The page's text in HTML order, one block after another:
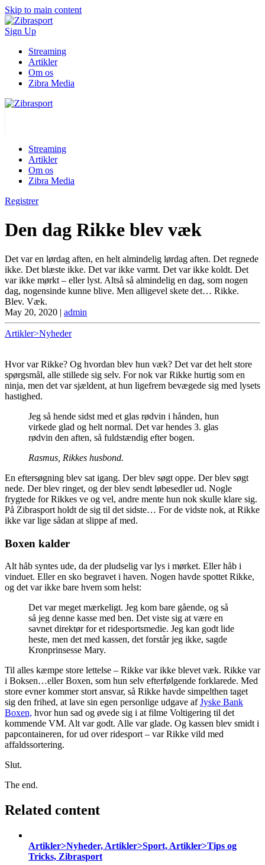
Skip to main content
Sign Up
Streaming
Artikler
Om os
Zibra Media
Streaming
Artikler
Om os
Zibra Media
Registrer
Den dag Rikke blev væk
Det var en lørdag aften, en helt almindelig lørdag aften. Det regnede
ikke. Det blæste ikke. Det var ikke varmt. Det var ikke koldt. Det
var ikke mørkt – eller lyst. Altså så almindelig en dag, som nogen
dag, nogensinde kunne blive. Men alligevel skete det… Rikke.
Blev. Væk.
May 20, 2020 | admin
Artikler>Nyheder
Hvor var Rikke? Og hvordan blev hun væk? Det var det helt store
spørgsmål, alle stillede sig selv. For nok var Rikke hurtig som en
ninja, men det var sjældent, at hun ligefrem bevægede sig med lysets
hastighed.
Jeg så hende sidst med et glas rødvin i hånden, hun
virkede glad og helt normal. Det var hendes 3. glas
rødvin den aften, så fuldstændig efter bogen.
Rasmus, Rikkes husbond.
En eftersøgning blev sat igang. Der blev søgt oppe. Der blev søgt
nede. Der blev ringet, og der blev sendt løbesedler ud. Nogle
frygtede for Rikkes ve og vel, andre mente hun nok skulle klare sig.
På Zibrasport holdt de sig til det sidste… For de vidste nok, at Rikke
ikke var lige sådan at slippe af med.
Boxen kalder
Alt håb syntes ude, da der pludselig var lys i mørket. Eller håb i
vinduet. Eller en sko begravet i haven. Nogen havde spottet Rikke,
og det var ikke bare hvem som helst:
Det var meget mærkeligt. Jeg kom bare gående, og så
så jeg denne kasse med ben. Det viste sig at være en
savnet direktør for et ridesportsmedie. Jeg kan godt lide
heste, men det med kassen, det forstår jeg ikke, sagde
Kronprinsesse Mary.
Til alles kæmpe store lettelse – Rikke var ikke blevet væk. Rikke var
i Boksen…eller Boxen, som hun selv efterfølgende forklarede. Med
store evner kommer stort ansvar, så Rikke havde simpelthen taget
sig den frihed, at lave sin egen personlige udgave afJyske Bank
Boxen, hvor hun sad og øvede sig i at filme Voltigering til det
kommende VM. Alt var godt. Alle var glade. Og kassen blev smidt i
papcontaineren, for ud over ridesport – var Rikke vild med
affaldssortering.
Slut.
The end.
Related content
Artikler>Nyheder, Artikler>Sport, Artikler>Tips og
Tricks, Zibrasport